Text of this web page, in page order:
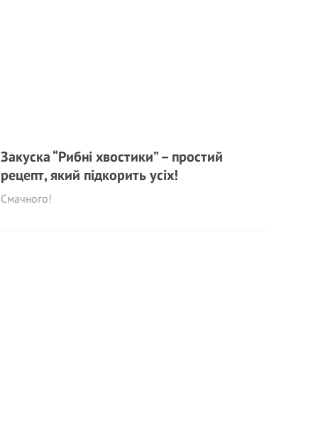
Закуска “Рибні хвостики” – простий
рецепт, який підкорить усіх!
Смачного!